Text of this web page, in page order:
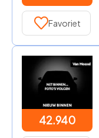
Favoriet
42.940